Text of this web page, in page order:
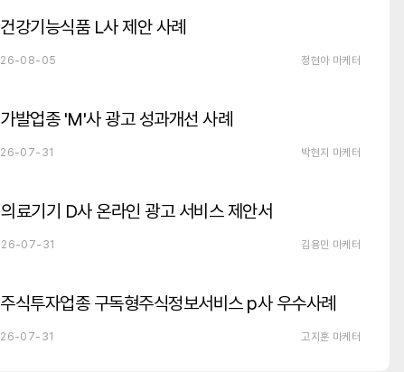
건강기능식품 L사 제안 사례
26-08-05 정현아 마케터
가발업종 'M'사 광고 성과개선 사례
26-07-31 박현지 마케터
의료기기 D사 온라인 광고 서비스 제안서
26-07-31 김용민 마케터
주식투자업종 구독형주식정보서비스 p사 우수사례
26-07-31 고지훈 마케터